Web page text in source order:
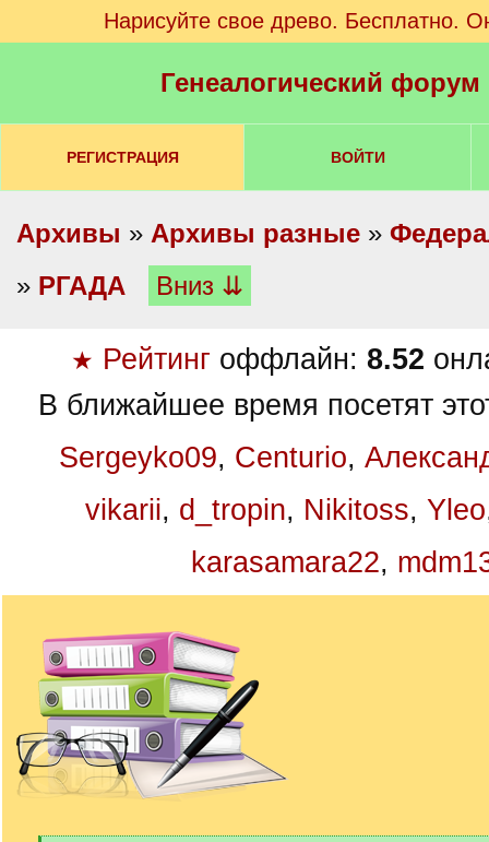
Нарисуйте свое древо. Бесплатно.
Генеалогический
РЕГИСТРАЦИЯ ВОЙТИ
Архивы » Архивы разные »
» РГАДА Вниз ⇊
★ Рейтинг оффлайн: 8.52
В ближайшее время посетят
Sergeyko09, Centurio,
vikarii, d_tropin, Nikitoss, Yleo
karasamara22,